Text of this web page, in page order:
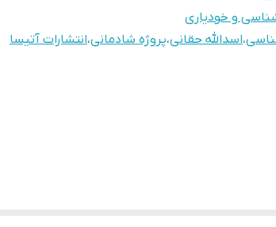
و خودیاری
،اسدالله حقانی،پروژه شادمانی،انتشارات آتیسا